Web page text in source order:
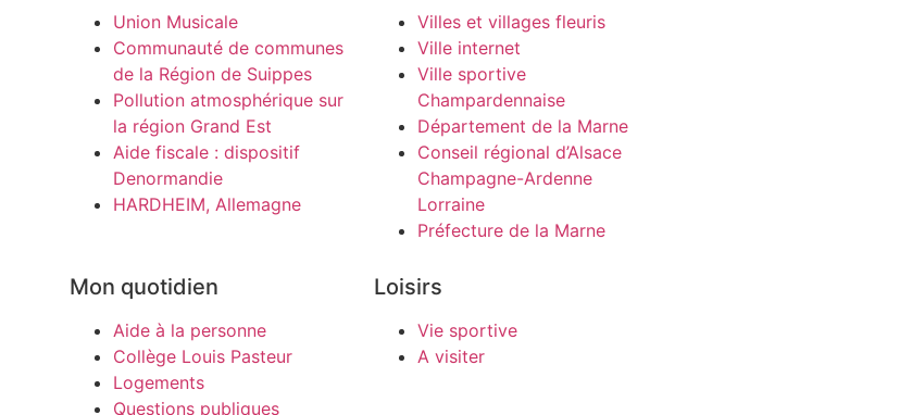
Union Musicale
Communauté de communes
de la Région de Suippes
Pollution atmosphérique sur
la région Grand Est
Aide fiscale : dispositif
Denormandie
HARDHEIM, Allemagne
Villes et villages fleuris
Ville internet
Ville sportive
Champardennaise
Département de la Marne
Conseil régional d’Alsace
Champagne-Ardenne
Lorraine
Préfecture de la Marne
Mon quotidien
Aide à la personne
Collège Louis Pasteur
Logements
Questions publiques
Loisirs
Vie sportive
A visiter